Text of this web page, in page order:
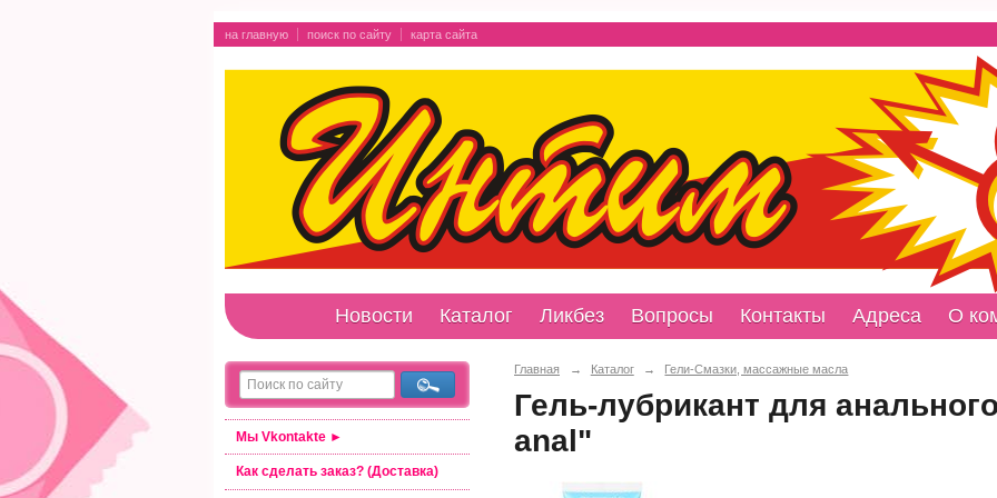
на главную поиск по сайту карта сайта
Новости Каталог Ликбез Вопросы Контакты Адреса О
Мы Vkontakte ►
Как сделать заказ? (Доставка)
Главная → Каталог → Гели-Смазки, массажные масла
Гель-лубрикант для
anal"